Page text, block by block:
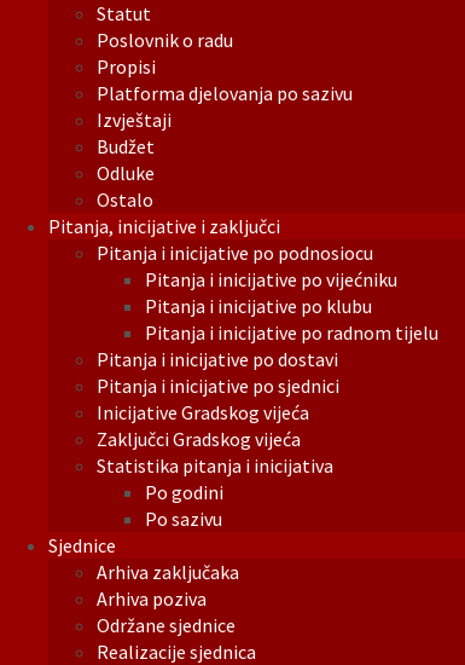
Statut
Poslovnik o radu
Propisi
Platforma djelovanja po sazivu
Izvještaji
Budžet
Odluke
Ostalo
Pitanja, inicijative i zaključci
Pitanja i inicijative po podnosiocu
Pitanja i inicijative po vijećniku
Pitanja i inicijative po klubu
Pitanja i inicijative po radnom tijelu
Pitanja i inicijative po dostavi
Pitanja i inicijative po sjednici
Inicijative Gradskog vijeća
Zaključci Gradskog vijeća
Statistika pitanja i inicijativa
Po godini
Po sazivu
Sjednice
Arhiva zaključaka
Arhiva poziva
Održane sjednice
Realizacije sjednica